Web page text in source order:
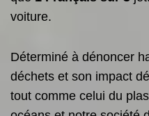
voiture.
Déterminé à dénoncer
déchets et son impact
tout comme celui du